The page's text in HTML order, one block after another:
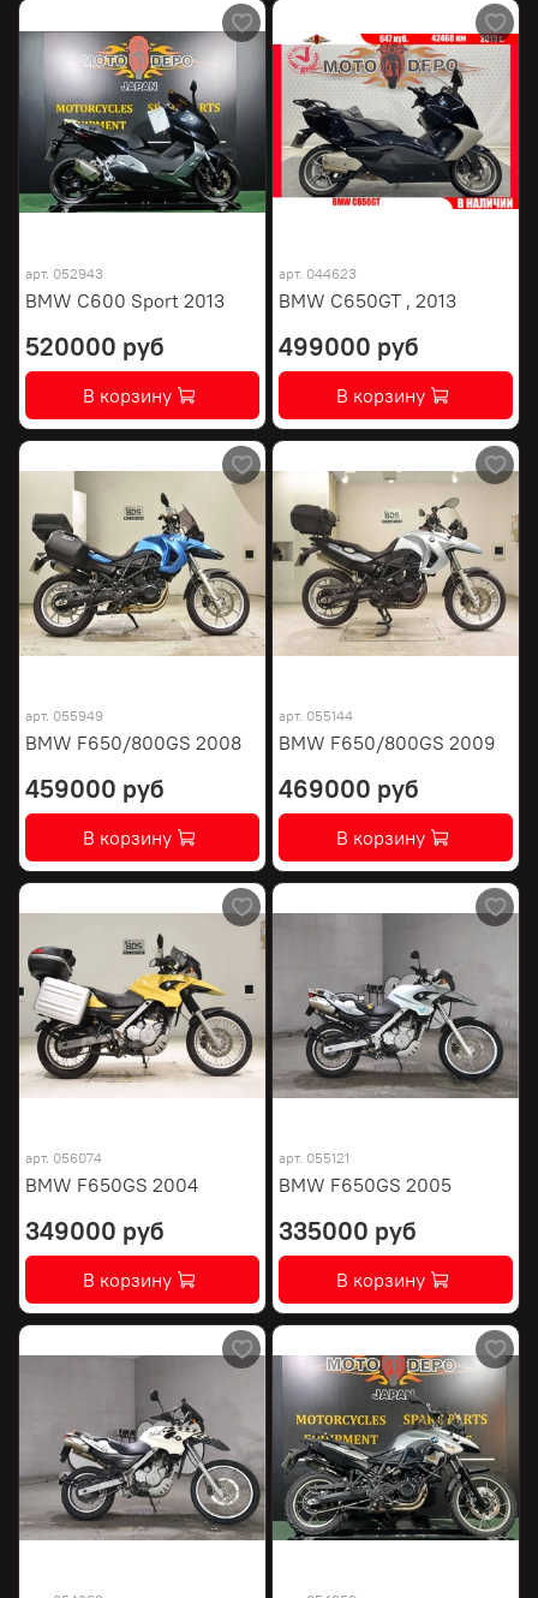
арт. 052943
BMW C600 Sport 2013
520000 руб
В корзину
арт. 044623
BMW C650GT , 2013
499000 руб
В корзину
арт. 055949
BMW F650/800GS 2008
459000 руб
В корзину
арт. 055144
BMW F650/800GS 2009
469000 руб
В корзину
арт. 056074
BMW F650GS 2004
349000 руб
В корзину
арт. 055121
BMW F650GS 2005
335000 руб
В корзину